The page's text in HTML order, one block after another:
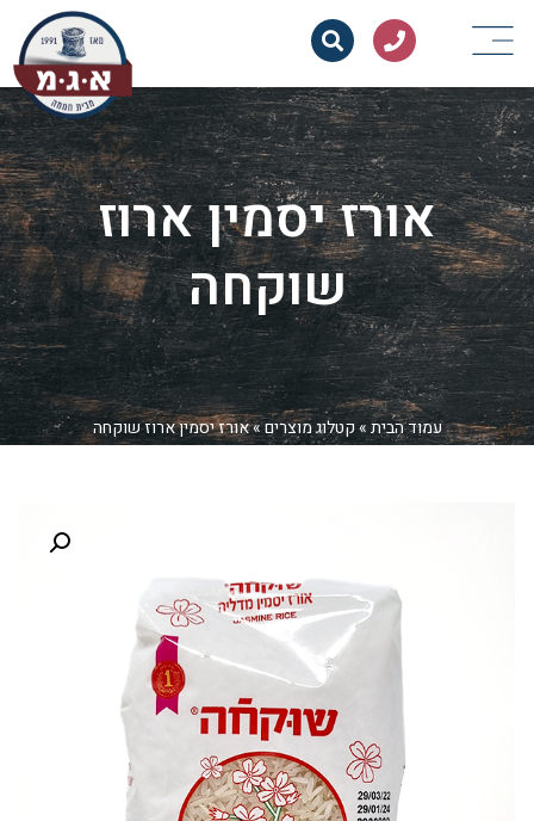
אורז יסמין ארוז
שוקחה
עמוד הבית»קטלוג מוצרים»אורז יסמין ארוז שוקחה